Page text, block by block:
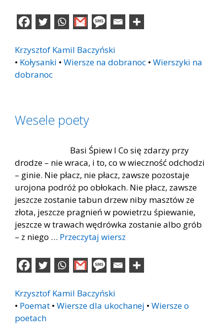
Krzysztof Kamil Baczyński
• Kołysanki • Wiersze na dobranoc • Wierszyki na
dobranoc
Wesele poety
Basi Śpiew I Co się zdarzy przy
drodze – nie wraca, i to, co w wieczność odchodzi
– ginie. Nie płacz, nie płacz, zawsze pozostaje
urojona podróż po obłokach. Nie płacz, zawsze
jeszcze zostanie tabun drzew niby masztów ze
złota, jeszcze pragnień w powietrzu śpiewanie,
jeszcze w trawach wędrówka zostanie albo grób
– z niego … Przeczytaj wiersz
Krzysztof Kamil Baczyński
• Poemat • Wiersze dla ukochanej • Wiersze o
poetach